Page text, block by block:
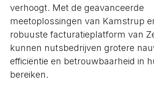
verhoogt. Met de geavanceerde
meetoplossingen van Kamstrup
robuuste facturatieplatform van
kunnen nutsbedrijven grotere
efficiëntie en betrouwbaarheid in
bereiken.